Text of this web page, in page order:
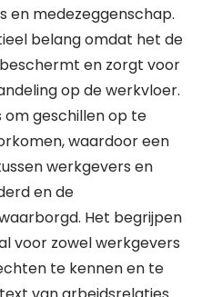
en medezeggenschap.
belang omdat het de
en zorgt voor
op de werkvloer.
om geschillen op te
waardoor een
werkgevers en
en de
Het begrijpen
voor zowel werkgevers
te kennen en te